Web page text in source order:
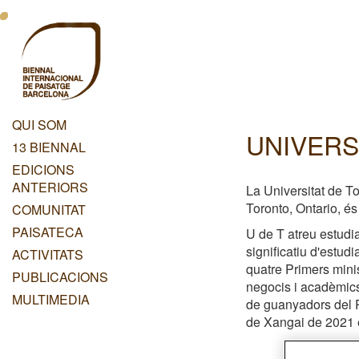
Vés
contingut
Menu
Principal
QUI SOM
13 BIENNAL
EDICIONS
ANTERIORS
COMUNITAT
PAISATECA
ACTIVITATS
PUBLICACIONS
MULTIMEDIA
La Universitat de
Toronto, Ontario,
U de T atreu
significatiu
quatre Primers
negocis i
de guanyadors del
de Xangai de